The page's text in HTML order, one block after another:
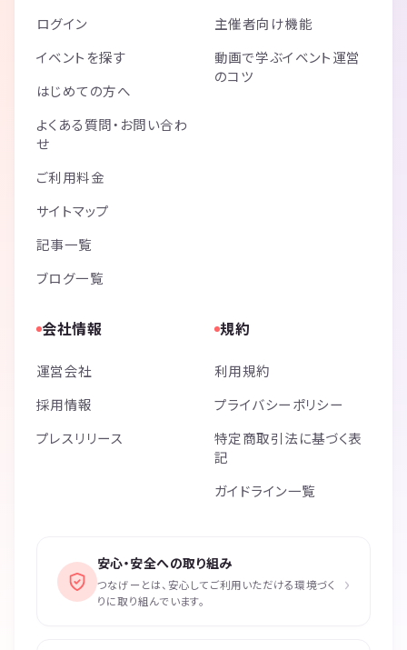
ログイン
イベントを探す
はじめての方へ
よくある質問・お問い合わ
せ
ご利用料金
サイトマップ
記事一覧
ブログ一覧
主催者向け機能
動画で学ぶイベント運営
のコツ
会社情報
運営会社
採用情報
プレスリリース
規約
利用規約
プライバシーポリシー
特定商取引法に基づく表
記
ガイドライン一覧
安心・安全への取り組み
つなげーとは、安心してご利用いただける環境づく
りに取り組んでいます。
›